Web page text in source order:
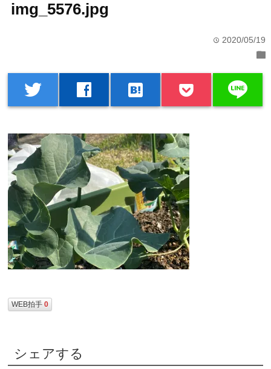
img_5576.jpg
time 2020/05/19
folder
twitter facebook hatenabookmark line
WEB拍手0
シェアする